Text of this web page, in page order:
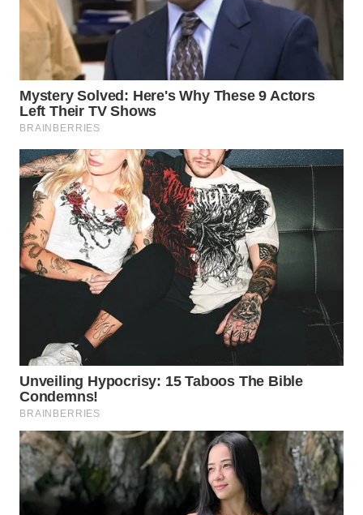
WN
SIMALUNGUN
WN
LABUHANBATU
WN
TENGAH
WN DELI
SERDANG
WN
TEBING
WN
PAKPAK
WN
KARAWANG
WN
BEKASI